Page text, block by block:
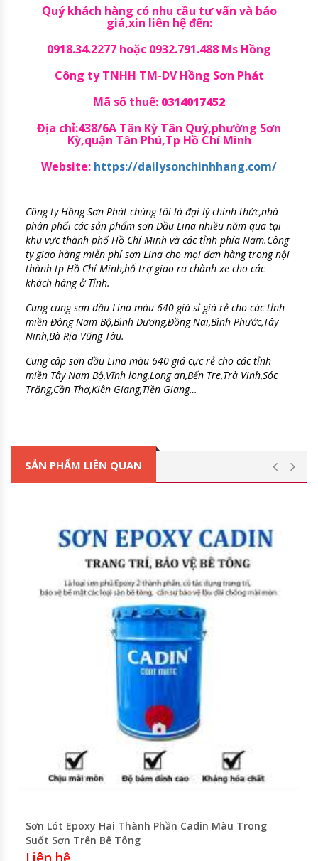
Quý khách hàng có nhu cầu tư vấn và báo
giá,xin liên hệ đến:
0918.34.2277 hoặc 0932.791.488 Ms Hồng
Công ty TNHH TM-DV Hồng Sơn Phát
Mã số thuế: 0314017452
Địa chỉ:438/6A Tân Kỳ Tân Quý,phường Sơn
Kỳ,quận Tân Phú,Tp Hồ Chí Minh
Website: https://dailysonchinhhang.com/
Công ty Hồng Sơn Phát chúng tôi là đại lý chính thức,nhà
phân phối các sản phẩm sơn Dầu Lina nhiều năm qua tại
khu vực thành phố Hồ Chí Minh và các tỉnh phía Nam.Công
ty giao hàng miễn phí sơn Lina cho mọi đơn hàng trong nội
thành tp Hồ Chí Minh,hỗ trợ giao ra chành xe cho các
khách hàng ở Tỉnh.
Cung cung sơn dầu Lina màu 640 giá sỉ giá rẻ cho các tỉnh
miền Đông Nam Bộ,Bình Dương,Đồng Nai,Bình Phước,Tây
Ninh,Bà Rịa Vũng Tàu.
Cung câp sơn dầu Lina màu 640 giá cực rẻ cho các tỉnh
miền Tây Nam Bộ,Vĩnh long,Long an,Bến Tre,Trà Vinh,Sóc
Trăng,Cần Thơ,Kiên Giang,Tiền Giang…
SẢN PHẨM LIÊN QUAN
Sơn Lót Epoxy Hai Thành Phần Cadin Màu Trong
Suốt Sơn Trên Bê Tông
Liên hệ